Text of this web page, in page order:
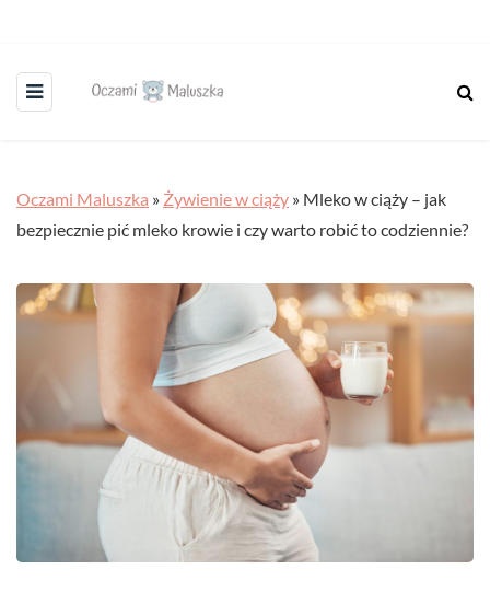
Oczami Maluszka » Żywienie w ciąży » Mleko w ciąży – jak
bezpiecznie pić mleko krowie i czy warto robić to codziennie?